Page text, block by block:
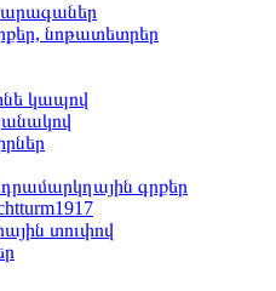
նոթատետրեր
կապով
գրքեր
տուփով